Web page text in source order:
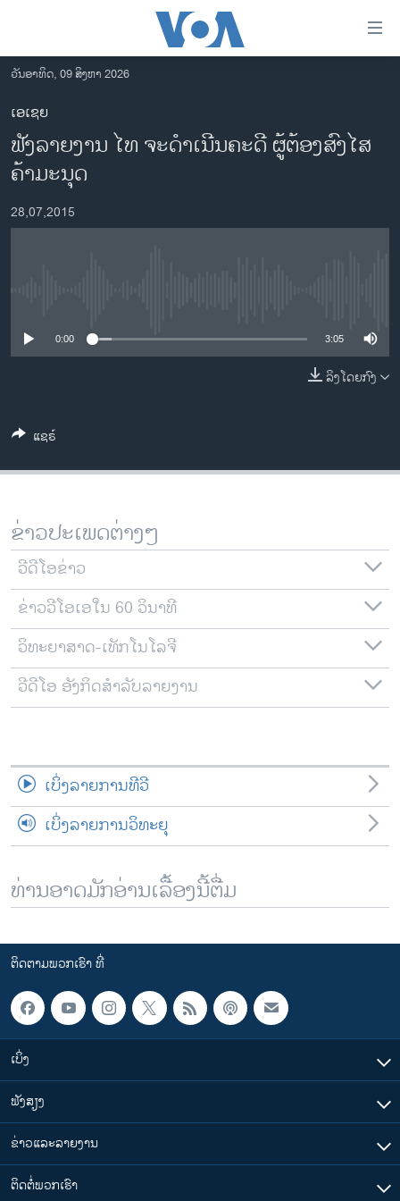
ເຂົ້າ
ຫາ
ຂ້າມ
ຂ້າມ
ຂ້າມ
ໄປ
ຫາ
ຊອກ
ລາວ
ອາເມຣິກາ
ການເລືອກຕັ້ງ ປະທານາທີບໍດີ ສະຫະລັດ 2024
ຂ່າວ​ຈີນ
ຊີວິດຊາວລາວ
ທຸລະກິດ
ພາສາອັງກິດ
ສຽງ
ລາຍການກະຈາຍສຽງ
ລາຍງານ
ຕິດຕາມພວກເຮົາ ທີ່
ພາສາຕ່າງໆ
ວັນອາທິດ, 09 ສິງຫາ 2026
ເອເຊຍ
ຟັງລາຍງານ ໄທ ຈະດຳເນີນຄະດີ ຜູ້ຕ້ອງສົງໄສ
ຄ້າມະນຸດ
28,07,2015
0:00 3:05
ລິງໂດຍກົງ
ແຊຣ໌
ຂ່າວປະເພດຕ່າງໆ
ວີດີໂອຂ່າວ
ຂ່າວວີໂອເອໃນ 60 ວິນາທີ
ວິທະຍາສາດ-ເທັກໂນໂລຈີ
ວີດີໂອ ອັງກິດສຳລັບລາຍງານ
ເບິ່ງລາຍການທີວີ
ເບິ່ງລາຍການວິທະຍຸ
ທ່ານອາດມັກອ່ານເລື້ອງນີ້ຕື່ມ
ຕິດຕາມພວກເຮົາ ທີ່
ເບິ່ງ
ຟັງສຽງ
ຂ່າວແລະລາຍງານ
ຕິດຕໍ່ພວກເຮົາ